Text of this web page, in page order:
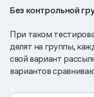
Без контрольной
При таком
делят на группы,
свой вариант
вариантов